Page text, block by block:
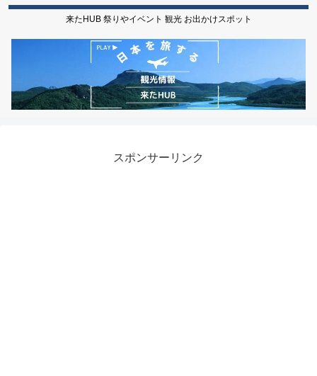
来たHUB 祭りやイベント 観光 お出かけスポット
スポンサーリンク